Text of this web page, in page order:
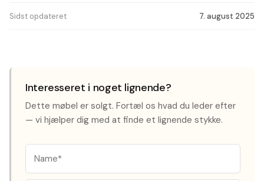
Sidst opdateret 7. august 2025
Interesseret i noget lignende?
Dette møbel er solgt. Fortæl os hvad du leder efter
— vi hjælper dig med at finde et lignende stykke.